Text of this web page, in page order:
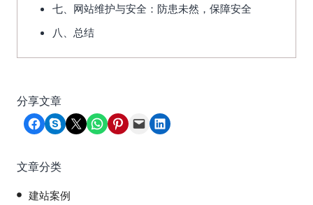
七、网站维护与安全：防患未然，保障安全
八、总结
分享文章
Share on Facebook
Share on Skype
Share on X Share on WhatsApp
Share on Pinterest
Email this PageShare on LinkedIn
文章分类
建站案例